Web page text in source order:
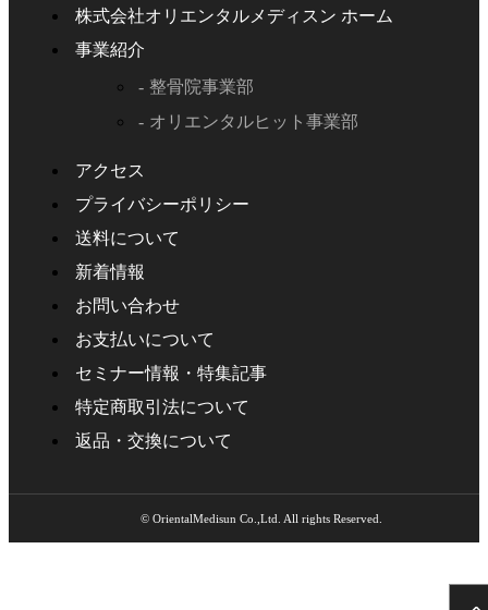
株式会社オリエンタルメディスン ホーム
事業紹介
整骨院事業部
オリエンタルヒット事業部
アクセス
プライバシーポリシー
送料について
新着情報
お問い合わせ
お支払いについて
セミナー情報・特集記事
特定商取引法について
返品・交換について
© OrientalMedisun Co.,Ltd. All rights Reserved.